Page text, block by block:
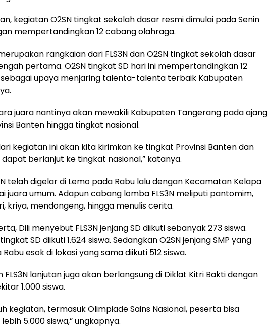
kegiatan O2SN tingkat sekolah dasar resmi dimulai pada Senin
mempertandingkan 12 cabang olahraga.
rangkaian dari FLS3N dan O2SN tingkat sekolah dasar
pertama. O2SN tingkat SD hari ini mempertandingkan 12
upaya menjaring talenta-talenta terbaik Kabupaten
juara nantinya akan mewakili Kabupaten Tangerang pada ajang
Banten hingga tingkat nasional.
kegiatan ini akan kita kirimkan ke tingkat Provinsi Banten dan
berlanjut ke tingkat nasional,” katanya.
telah digelar di Lemo pada Rabu lalu dengan Kecamatan Kelapa
juara umum. Adapun cabang lomba FLS3N meliputi pantomim,
kriya, mendongeng, hingga menulis cerita.
Dili menyebut FLS3N jenjang SD diikuti sebanyak 273 siswa.
SD diikuti 1.624 siswa. Sedangkan O2SN jenjang SMP yang
esok di lokasi yang sama diikuti 512 siswa.
FLS3N lanjutan juga akan berlangsung di Diklat Kitri Bakti dengan
1.000 siswa.
kegiatan, termasuk Olimpiade Sains Nasional, peserta bisa
5.000 siswa,” ungkapnya.